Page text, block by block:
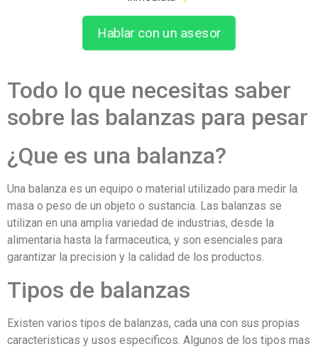
Hablar con un asesor
Todo lo que necesitas saber
sobre las balanzas para pesar
¿Que es una balanza?
Una balanza es un equipo o material utilizado para medir la
masa o peso de un objeto o sustancia. Las balanzas se
utilizan en una amplia variedad de industrias, desde la
alimentaria hasta la farmaceutica, y son esenciales para
garantizar la precision y la calidad de los productos.
Tipos de balanzas
Existen varios tipos de balanzas, cada una con sus propias
caracteristicas y usos especificos. Algunos de los tipos mas